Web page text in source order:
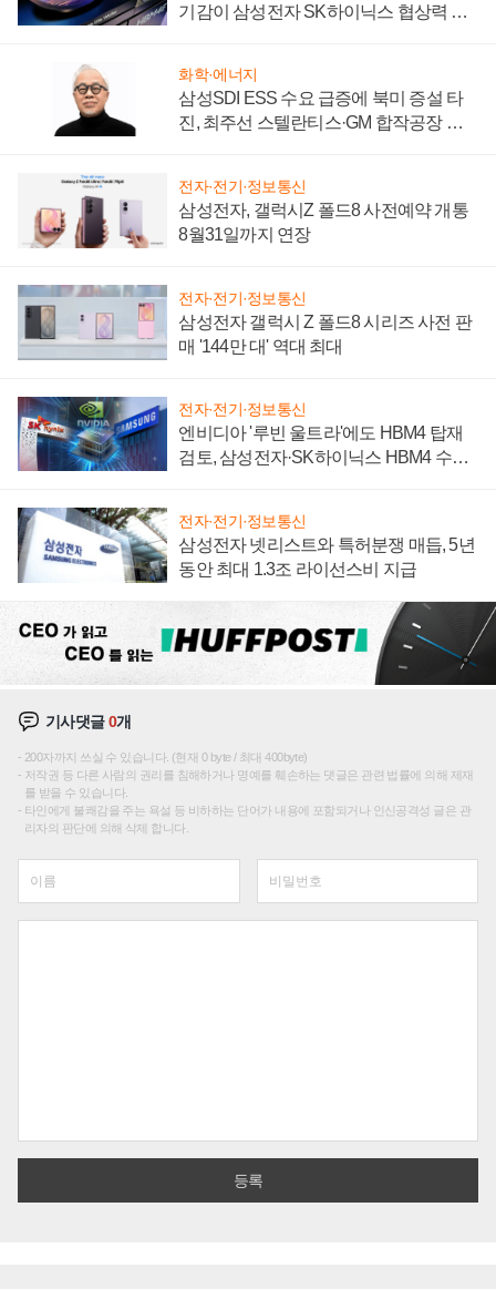
기감이 삼성전자 SK하이닉스 협상력 더
화학·에너지
삼성SDI ESS 수요 급증에 북미 증설 타
진, 최주선 스텔란티스·GM 합작공장 건
전자·전기·정보통신
삼성전자, 갤럭시Z 폴드8 사전예약 개통
8월31일까지 연장
전자·전기·정보통신
삼성전자 갤럭시 Z 폴드8 시리즈 사전 판
매 '144만 대' 역대 최대
전자·전기·정보통신
엔비디아 '루빈 울트라'에도 HBM4 탑재
검토, 삼성전자·SK하이닉스 HBM4 수율
전자·전기·정보통신
삼성전자 넷리스트와 특허분쟁 매듭, 5년
동안 최대 1.3조 라이선스비 지급
기사댓글0개
200자까지 쓰실 수 있습니다. (현재 0 byte / 최대 400byte)
저작권 등 다른 사람의 권리를 침해하거나 명예를 훼손하는 댓글은 관련 법률에 의해 제재
를 받을 수 있습니다.
타인에게 불쾌감을 주는 욕설 등 비하하는 단어가 내용에 포함되거나 인신공격성 글은 관
리자의 판단에 의해 삭제 합니다.